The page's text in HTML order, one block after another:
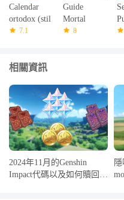
Calendar
ortodox (stil
vechi)
7.1
Guide
Mortal
Kombat X
8
相關資訊
2024年11月的Genshin
Impact代碼以及如何贖回它